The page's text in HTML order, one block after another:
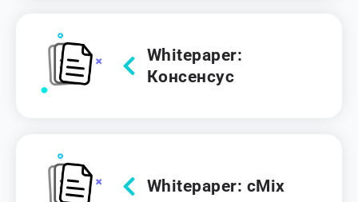
Whitepaper:
Консенсус
Whitepaper: cMix